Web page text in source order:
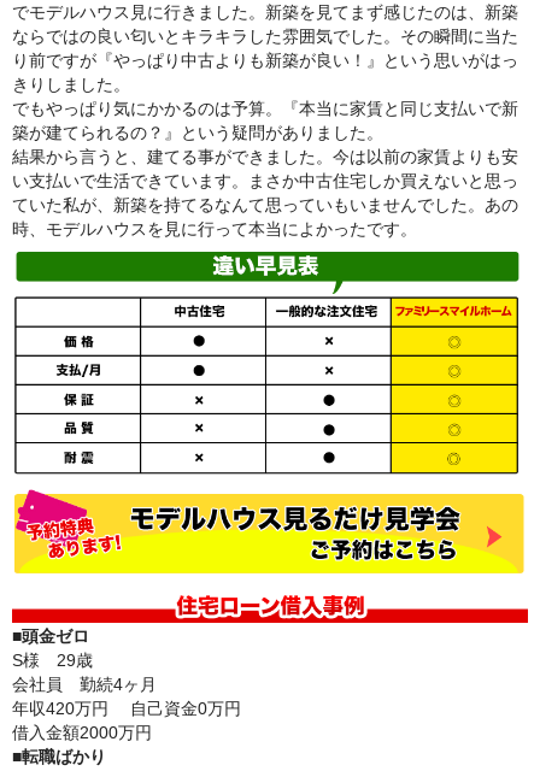
でモデルハウス見に行きました。新築を見てまず感じたのは、新築
ならではの良い匂いとキラキラした雰囲気でした。その瞬間に当た
り前ですが『やっぱり中古よりも新築が良い！』という思いがはっ
きりしました。
でもやっぱり気にかかるのは予算。『本当に家賃と同じ支払いで新
築が建てられるの？』という疑問がありました。
結果から言うと、建てる事ができました。今は以前の家賃よりも安
い支払いで生活できています。まさか中古住宅しか買えないと思っ
ていた私が、新築を持てるなんて思っていもいませんでした。あの
時、モデルハウスを見に行って本当によかったです。
■頭金ゼロ
S様 29歳
会社員 勤続4ヶ月
年収420万円
自己資金0万円
借入金額2000万円
■転職ばかり